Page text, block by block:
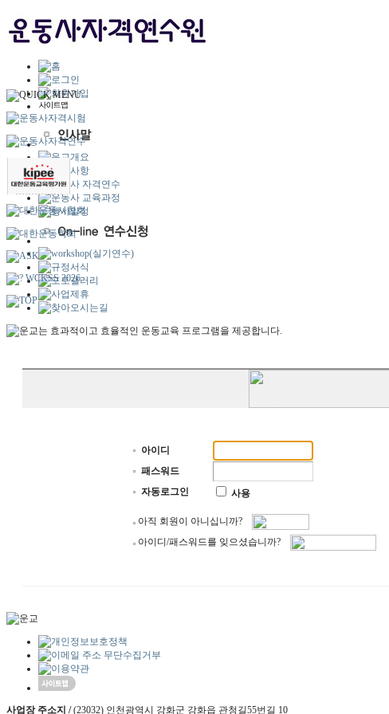
아이디
패스워드
자동로그인
사용
아직 회원이 아니십니까?
아이디/패스워드를 잊으셨습니까?
사업장 주소지 /(23032) 인천광역시 강화군 강화읍 관청길55번길 10